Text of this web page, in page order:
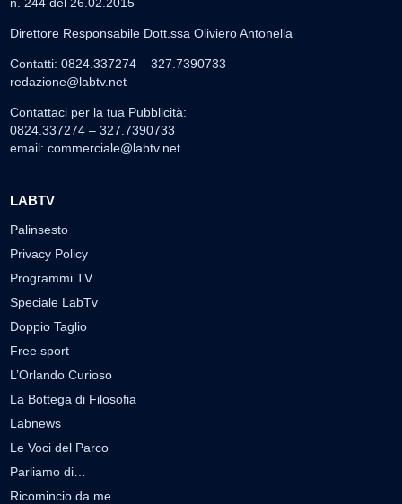
Direttore Responsabile Dott.ssa Oliviero Antonella
Contatti: 0824.337274 – 327.7390733
redazione@labtv.net
Contattaci per la tua Pubblicità:
0824.337274 – 327.7390733
email: commerciale@labtv.net
LABTV
Palinsesto
Privacy Policy
Programmi TV
Speciale LabTv
Doppio Taglio
Free sport
L’Orlando Curioso
La Bottega di Filosofia
Labnews
Le Voci del Parco
Parliamo di…
Ricomincio da me